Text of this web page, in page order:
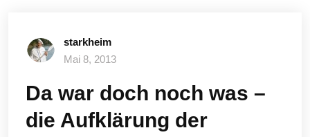
starkheim
Mai 8, 2013
Da war doch noch was –
die Aufklärung der